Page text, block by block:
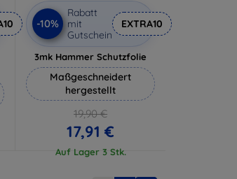
-10%
Rabatt
mit
Gutschein
EXTRA10
3mk Hammer Schutzfolie
Maßgeschneidert
hergestellt
19,90 €
17,91 €
Auf Lager 3 Stk.